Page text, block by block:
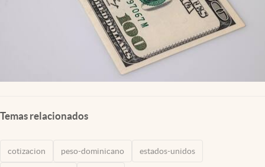
Temas relacionados
cotizacion peso-dominicano estados-unidos